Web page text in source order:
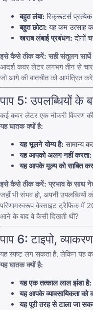
बहुत लंबा: रिक्रूटर्स
बहुत छोटा: यह कम उत्साह
खराब लंबाई प्रबंधन: दोनों
इसे कैसे ठीक करें: सही संतुलन साधें
आदर्श कवर लेटर लगभग तीन से चार
जो आगे की बातचीत को आमंत्रित
पाप 5: उपलब्धियों के
कई कवर लेटर एक नौकरी विवरण की
यह घातक क्यों है:
यह भूलने योग्य है: सामान्य
यह आपको अलग नहीं करता:
यह आपके मूल्य को साबित
इसे कैसे ठीक करें: प्रभाव के साथ
जहाँ भी संभव हो, अपनी
परिणामस्वरूप वेबसाइट ट्रैफिक में
आने के बाद वे कैसी दिखती थीं?
पाप 6: टाइपो,
यह स्पष्ट लग सकता है, लेकिन यह
यह घातक क्यों है:
यह एक तत्काल लाल झंडा है:
यह आपके व्यावसायिकता को
यह पूरी तरह से टाला जा